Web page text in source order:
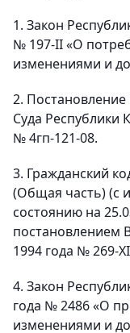
1. Закон
№ 197-II «О
изменениями и
2.
Суда Республики
№ 4гп-121-08.
3. Гражданский
(Общая часть) (с
состоянию на
постановлением
1994 года № 269-
4. Закон
года № 2486 «О
изменениями и